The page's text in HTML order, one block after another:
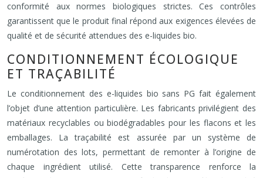
conformité aux normes biologiques strictes. Ces contrôles
garantissent que le produit final répond aux exigences élevées de
qualité et de sécurité attendues des e-liquides bio.
CONDITIONNEMENT ÉCOLOGIQUE
ET TRAÇABILITÉ
Le conditionnement des e-liquides bio sans PG fait également
l’objet d’une attention particulière. Les fabricants privilégient des
matériaux recyclables ou biodégradables pour les flacons et les
emballages. La traçabilité est assurée par un système de
numérotation des lots, permettant de remonter à l’origine de
chaque ingrédient utilisé. Cette transparence renforce la